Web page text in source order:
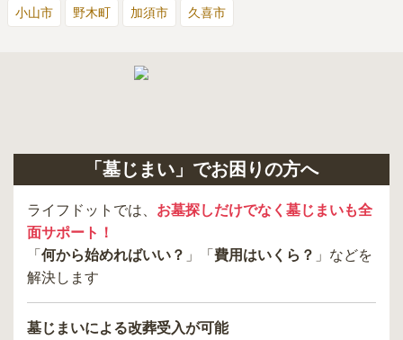
小山市 野木町 加須市 久喜市
「墓じまい」でお困りの方へ
ライフドットでは、 お墓探しだけでなく墓じまいも全
面サポート！
「 何から始めればいい？ 」「 費用はいくら？ 」などを
解決します
墓じまいによる改葬受入が可能